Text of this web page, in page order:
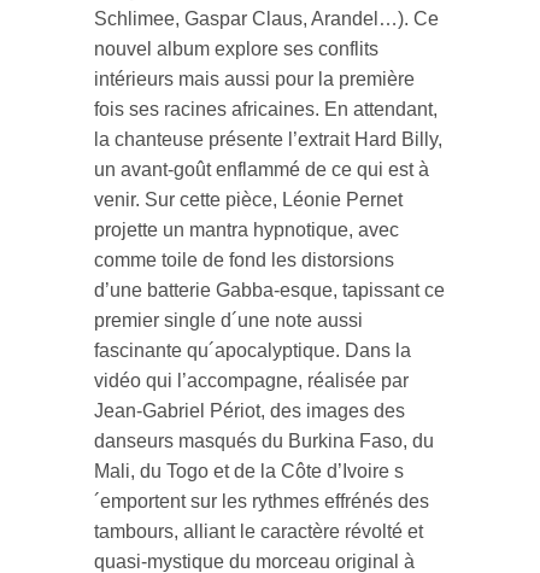
Schlimee, Gaspar Claus, Arandel…). Ce
nouvel album explore ses conflits
intérieurs mais aussi pour la première
fois ses racines africaines. En attendant,
la chanteuse présente l’extrait Hard Billy,
un avant-goût enflammé de ce qui est à
venir. Sur cette pièce, Léonie Pernet
projette un mantra hypnotique, avec
comme toile de fond les distorsions
d’une batterie Gabba-esque, tapissant ce
premier single d´une note aussi
fascinante qu´apocalyptique. Dans la
vidéo qui l’accompagne, réalisée par
Jean-Gabriel Périot, des images des
danseurs masqués du Burkina Faso, du
Mali, du Togo et de la Côte d’Ivoire s
´emportent sur les rythmes effrénés des
tambours, alliant le caractère révolté et
quasi-mystique du morceau original à